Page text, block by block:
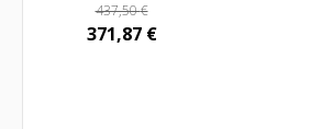
437,50€
371,87 €